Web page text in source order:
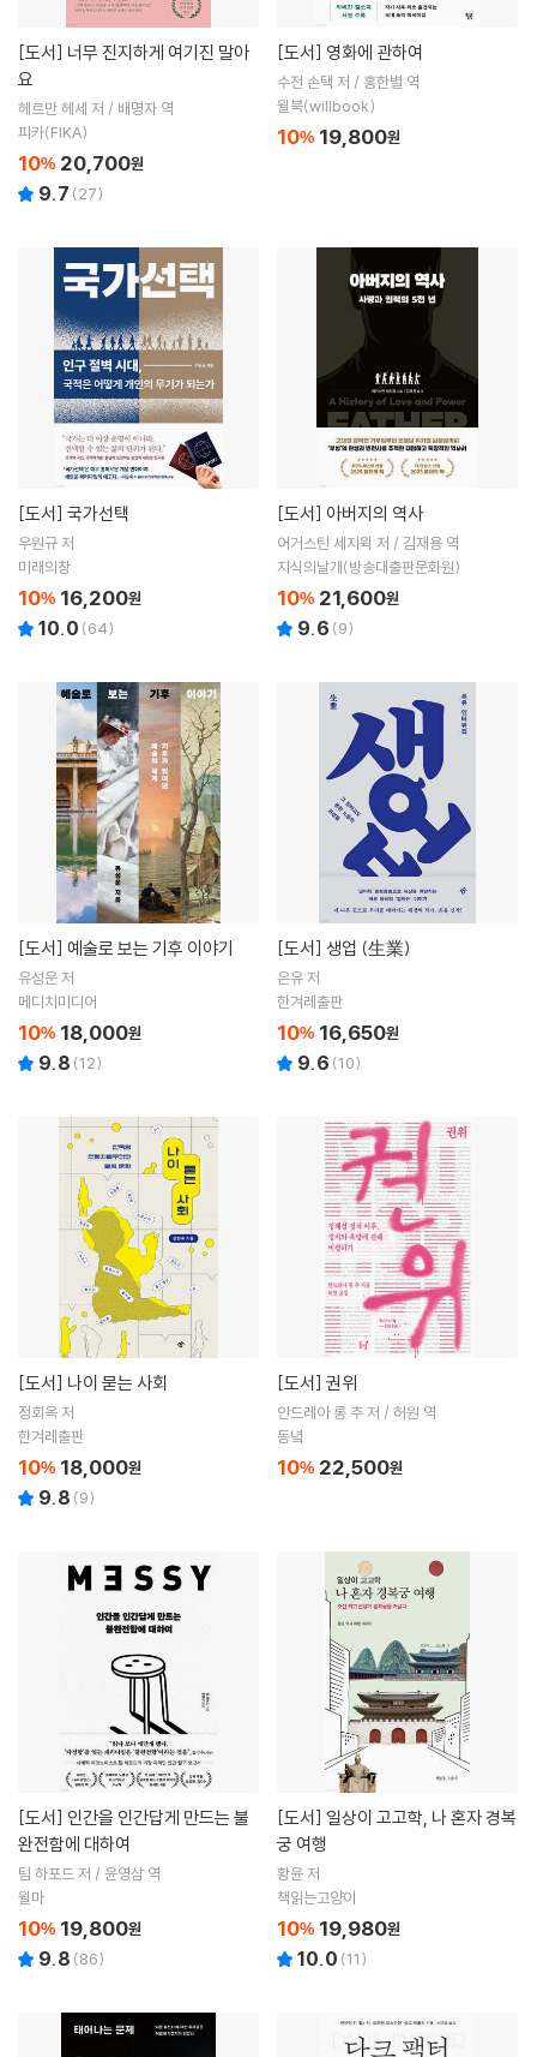
[도서]
요
헤르만 헤세 저 / 배명자 역
피카(FIKA)
10% 20,700원
9.7 (27)
[도서] 영화에 관하여
수전 손택 저 / 홍한별 역
윌북(willbook)
10% 19,800원
[도서] 국가선택
우원규 저
미래의창
10% 16,200원
10.0 (64)
[도서] 아버지의 역사
어거스틴 세지윅 저 / 김재용 역
지식의날개(방송대출판문화원)
10% 21,600원
9.6 (9)
[도서] 예술로 보는 기후 이야기
유성운 저
메디치미디어
10% 18,000원
9.8 (12)
[도서] 생업 (生業)
은유 저
한겨레출판
10% 16,650원
9.6 (10)
[도서] 나이 묻는 사회
정회옥 저
한겨레출판
10% 18,000원
9.8 (9)
[도서] 권위
안드레아 롱 추 저 / 허원 역
동녘
10% 22,500원
[도서]
완전함에 대하여
팀 하포드 저 / 윤영삼 역
윌마
10% 19,800원
9.8 (86)
[도서]
궁 여행
황윤 저
책읽는고양이
10% 19,980원
10.0 (11)